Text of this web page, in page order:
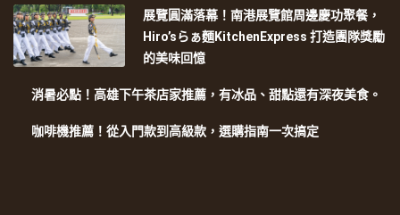
展覽圓滿落幕！南港展覽館周邊慶功聚餐，
Hiro’sらぁ麵KitchenExpress 打造團隊獎勵
的美味回憶
消暑必點！高雄下午茶店家推薦，有冰品、甜點還有深夜美食。
咖啡機推薦！從入門款到高級款，選購指南一次搞定